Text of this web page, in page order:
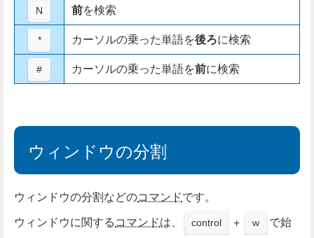
N 前を検索
* カーソルの乗った単語を後ろに検索
# カーソルの乗った単語を前に検索
ウィンドウの分割
ウィンドウの分割などのコマンドです。
ウィンドウに関するコマンドは、 control + w
で始